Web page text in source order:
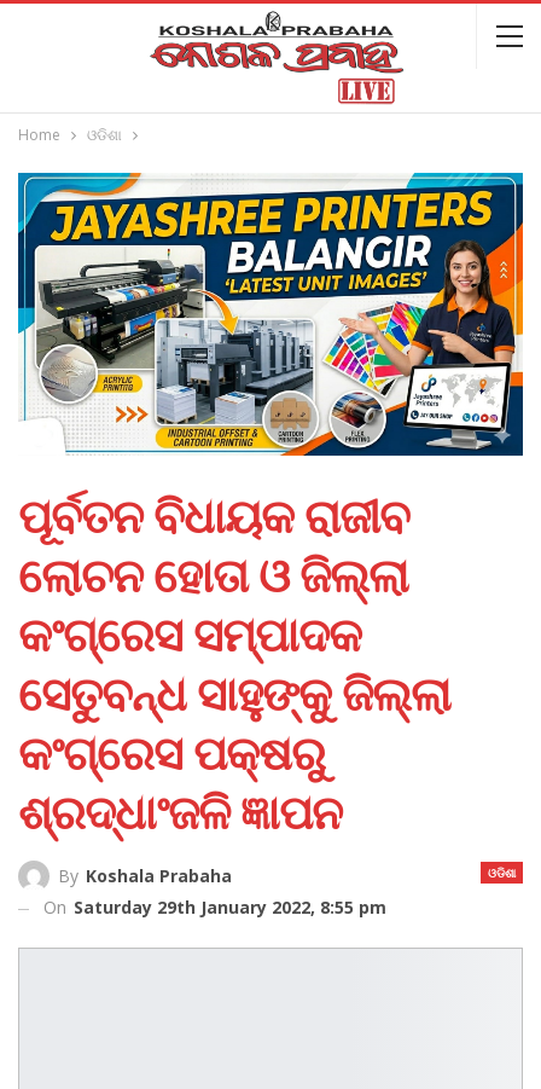
Home ଓଡିଶା
ପୂର୍ବତନ ବିଧାୟକ ରାଜୀବ
ଲୋଚନ ହୋତା ଓ ଜିଲ୍ଲା
କଂଗ୍ରେସ ସମ୍ପାଦକ
ସେତୁବନ୍ଧ ସାହୁଙ୍କୁ ଜିଲ୍ଲା
କଂଗ୍ରେସ ପକ୍ଷରୁ
ଶ୍ରଦ୍ଧାଂଜଳି ଜ୍ଞାପନ
ଓଡିଶା
By Koshala Prabaha
On Saturday 29th January 2022, 8:55 pm